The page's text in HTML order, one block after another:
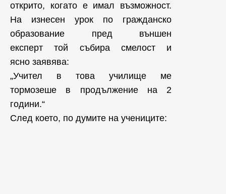
открито, когато е имал възможност.
На изнесен урок по гражданско
образование пред външен
експерт той събира смелост и
ясно заявява:
„Учител в това училище ме
тормозеше в продължение на 2
години.“
След което, по думите на учениците: